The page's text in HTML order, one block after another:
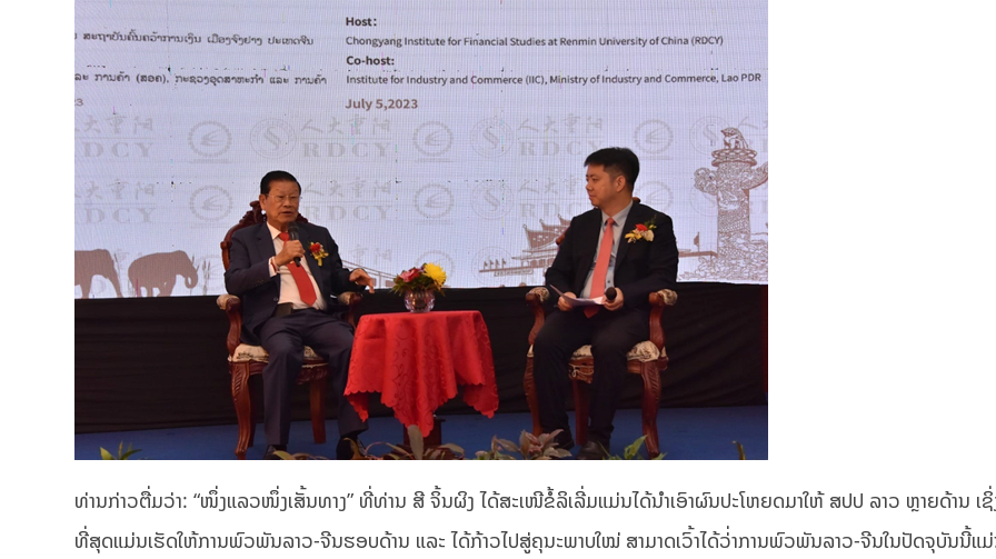
ທ່ານກ່າວຕື່ມວ່າ: “ໜຶ່ງແລວໜຶ່ງເສັ້ນທາງ” ທີ່ທ່ານ ສີ ຈິ້ນຜິງ ໄດ້ສະເໜີຂໍ້ລິເລີ່ມແມ່ນໄດ້ນຳເອົາຜົນປະໂຫຍດມາໃຫ້ ສປປ ລາວ ຫຼາຍດ້ານ ເ
ທີ່ສຸດແມ່ນເຮັດໃຫ້ການພົວພັນລາວ-ຈີນຮອບດ້ານ ແລະ ໄດ້ກ້າວໄປສູ່ຄຸນະພາບໃໝ່ ສາມາດເວົ້າໄດ້ວ່່າການພົວພັນລາວ-ຈີນໃນປັດຈຸບັນນີ້ແ